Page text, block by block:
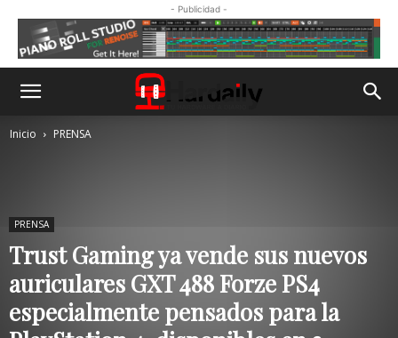
- Publicidad -
Inicio PRENSA
PRENSA
Trust Gaming ya vende sus nuevos
auriculares GXT 488 Forze PS4
especialmente pensados para la